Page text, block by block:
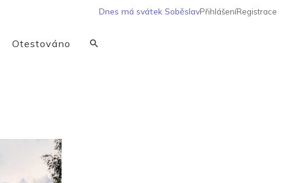
Dnes má svátek SoběslavPřihlášeníRegistrace
Otestováno